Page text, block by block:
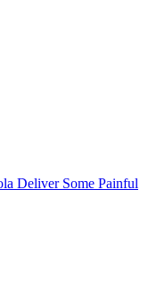
Deliver Some Painful